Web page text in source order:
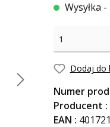
Wysyłka
Dodaj do
Numer
Producent :
EAN :